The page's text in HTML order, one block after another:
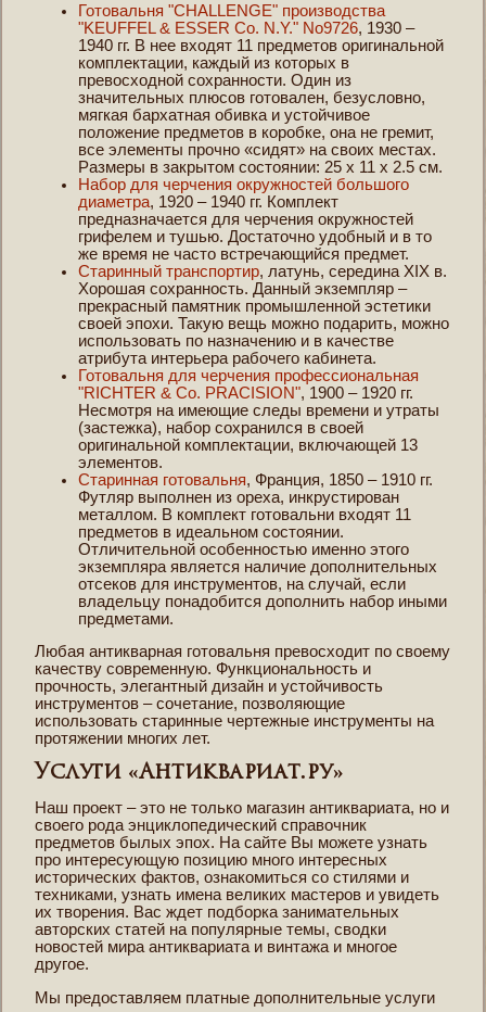
Готовальня "CHALLENGE" производства
"KEUFFEL & ESSER Co. N.Y." No9726, 1930 –
1940 гг. В нее входят 11 предметов оригинальной
комплектации, каждый из которых в
превосходной сохранности. Один из
значительных плюсов готовален, безусловно,
мягкая бархатная обивка и устойчивое
положение предметов в коробке, она не гремит,
все элементы прочно «сидят» на своих местах.
Размеры в закрытом состоянии: 25 x 11 x 2.5 см.
Набор для черчения окружностей большого
диаметра, 1920 – 1940 гг. Комплект
предназначается для черчения окружностей
грифелем и тушью. Достаточно удобный и в то
же время не часто встречающийся предмет.
Старинный транспортир, латунь, середина XIX в.
Хорошая сохранность. Данный экземпляр –
прекрасный памятник промышленной эстетики
своей эпохи. Такую вещь можно подарить, можно
использовать по назначению и в качестве
атрибута интерьера рабочего кабинета.
Готовальня для черчения профессиональная
"RICHTER & Co. PRACISION", 1900 – 1920 гг.
Несмотря на имеющие следы времени и утраты
(застежка), набор сохранился в своей
оригинальной комплектации, включающей 13
элементов.
Старинная готовальня, Франция, 1850 – 1910 гг.
Футляр выполнен из ореха, инкрустирован
металлом. В комплект готовальни входят 11
предметов в идеальном состоянии.
Отличительной особенностью именно этого
экземпляра является наличие дополнительных
отсеков для инструментов, на случай, если
владельцу понадобится дополнить набор иными
предметами.
Любая антикварная готовальня превосходит по своему
качеству современную. Функциональность и
прочность, элегантный дизайн и устойчивость
инструментов – сочетание, позволяющие
использовать старинные чертежные инструменты на
протяжении многих лет.
Услуги «Антиквариат.ру»
Наш проект – это не только магазин антиквариата, но и
своего рода энциклопедический справочник
предметов былых эпох. На сайте Вы можете узнать
про интересующую позицию много интересных
исторических фактов, ознакомиться со стилями и
техниками, узнать имена великих мастеров и увидеть
их творения. Вас ждет подборка занимательных
авторских статей на популярные темы, сводки
новостей мира антиквариата и винтажа и многое
другое.
Мы предоставляем платные дополнительные услуги